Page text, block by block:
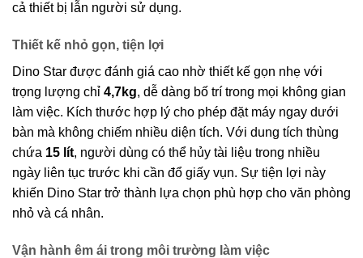
cả thiết bị lẫn người sử dụng.
Thiết kế nhỏ gọn, tiện lợi
Dino Star được đánh giá cao nhờ thiết kế gọn nhẹ với
trọng lượng chỉ 4,7kg, dễ dàng bố trí trong mọi không gian
làm việc. Kích thước hợp lý cho phép đặt máy ngay dưới
bàn mà không chiếm nhiều diện tích. Với dung tích thùng
chứa 15 lít, người dùng có thể hủy tài liệu trong nhiều
ngày liên tục trước khi cần đổ giấy vụn. Sự tiện lợi này
khiến Dino Star trở thành lựa chọn phù hợp cho văn phòng
nhỏ và cá nhân.
Vận hành êm ái trong môi trường làm việc